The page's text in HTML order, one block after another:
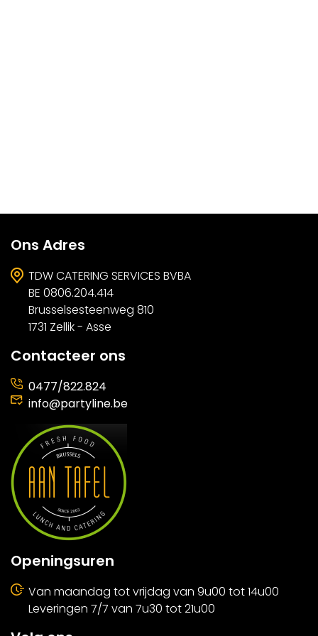
Ons Adres
TDW CATERING SERVICES BVBA
BE 0806.204.414
Brusselsesteenweg 810
1731 Zellik - Asse
Contacteer ons
0477/822.824
info@partyline.be
Openingsuren
Van maandag tot vrijdag van 9u00 tot 14u00
Leveringen 7/7 van 7u30 tot 21u00